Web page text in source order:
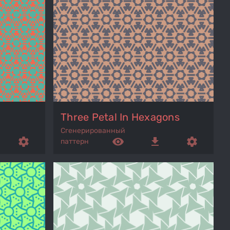
settings
Three Petal In Hexagons
Сгенерированный
паттерн
remove_red_eye get_app settings